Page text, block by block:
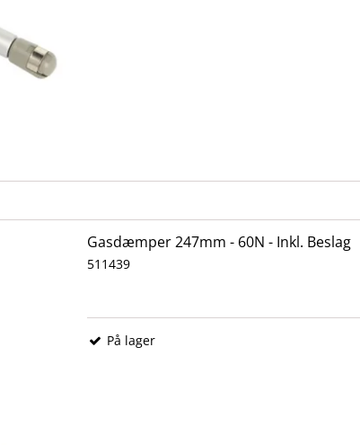
Gasdæmper 247mm - 60N - Inkl. Beslag
511439
På lager